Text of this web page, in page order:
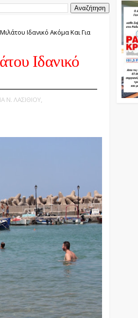
Ιδανικό Ακόμα Και Για
Ιδανικό
Ν. ΛΑΣΙΘΙΟΥ,